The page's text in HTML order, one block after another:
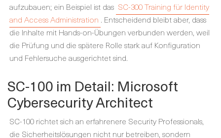
aufzubauen; ein Beispiel ist das SC-300 Training für Identity
and Access Administration . Entscheidend bleibt aber, dass
die Inhalte mit Hands-on-Übungen verbunden werden, weil
die Prüfung und die spätere Rolle stark auf Konfiguration
und Fehlersuche ausgerichtet sind.
SC-100 im Detail: Microsoft
Cybersecurity Architect
SC-100 richtet sich an erfahrenere Security Professionals,
die Sicherheitslösungen nicht nur betreiben, sondern